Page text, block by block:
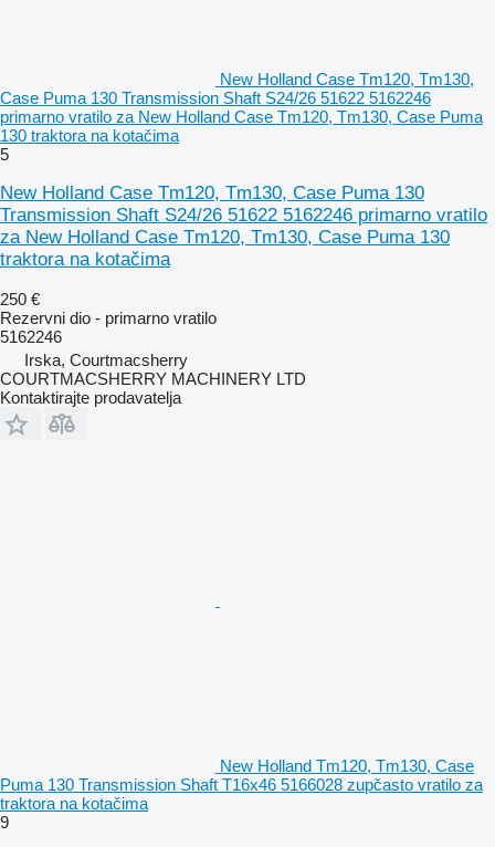
New Holland Case Tm120, Tm130,
Case Puma 130 Transmission Shaft S24/26 51622 5162246
primarno vratilo za New Holland Case Tm120, Tm130, Case Puma
130 traktora na kotačima
5
New Holland Case Tm120, Tm130, Case Puma 130
Transmission Shaft S24/26 51622 5162246 primarno vratilo
za New Holland Case Tm120, Tm130, Case Puma 130
traktora na kotačima
250 €
Rezervni dio - primarno vratilo
5162246
Irska, Courtmacsherry
COURTMACSHERRY MACHINERY LTD
Kontaktirajte prodavatelja
New Holland Tm120, Tm130, Case
Puma 130 Transmission Shaft T16x46 5166028 zupčasto vratilo za
traktora na kotačima
9